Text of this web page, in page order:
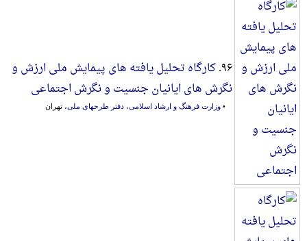
۹۶. کارگاه تحلیل یافته های پیمایش ملی ارزش و
نگرش های ایانیان جنسیت و نگرش اجتماعی
• وزارت فرهنگ و ارشاد اسلامی، دفتر طرحهای ملی، تهران